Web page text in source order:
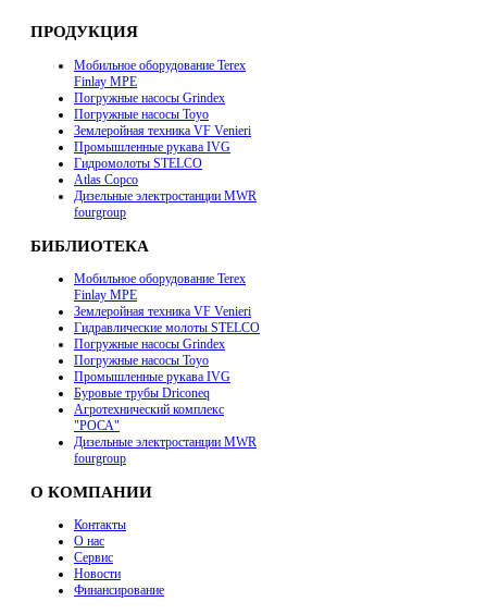
ПРОДУКЦИЯ
Мобильное оборудование Terex
Finlay MPE
Погружные насосы Grindex
Погружные насосы Toyo
Землеройная техника VF Venieri
Промышленные рукава IVG
Гидромолоты STELCO
Atlas Copco
Дизельные электростанции MWR
fourgroup
БИБЛИОТЕКА
Мобильное оборудование Terex
Finlay MPE
Землеройная техника VF Venieri
Гидравлические молоты STELCO
Погружные насосы Grindex
Погружные насосы Toyo
Промышленные рукава IVG
Буровые трубы Driconeq
Агротехнический комплекс
"РОСА"
Дизельные электростанции MWR
fourgroup
О КОМПАНИИ
Контакты
О нас
Сервис
Новости
Финансирование